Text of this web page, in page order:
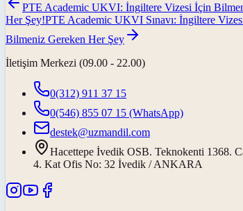
PTE Academic UKVI: İngiltere Vizesi İçin
Her Şey!PTE Academic UKVI Sınavı: İngiltere
Bilmeniz Gereken Her Şey
İletişim Merkezi (09.00 - 22.00)
0(312) 911 37 15
0(546) 855 07 15 (WhatsApp)
destek@uzmandil.com
Hacettepe İvedik OSB. Teknokenti 1368.
4. Kat Ofis No: 32 İvedik / ANKARA